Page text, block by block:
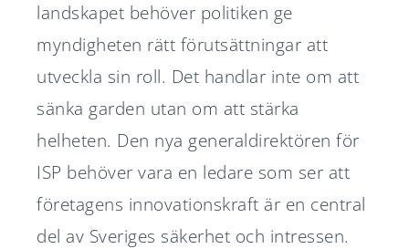
landskapet behöver politiken ge
myndigheten rätt förutsättningar att
utveckla sin roll. Det handlar inte om att
sänka garden utan om att stärka
helheten. Den nya generaldirektören för
ISP behöver vara en ledare som ser att
företagens innovationskraft är en central
del av Sveriges säkerhet och intressen.